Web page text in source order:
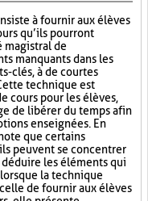
à fournir aux élèves
qu’ils pourront
magistral de
manquants dans les
clés, à de courtes
technique est
cours pour les élèves,
de libérer du temps afin
enseignées. En
que certains
peuvent se concentrer
les éléments qui
la technique
de fournir aux élèves